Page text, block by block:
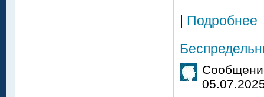
| Подробнее